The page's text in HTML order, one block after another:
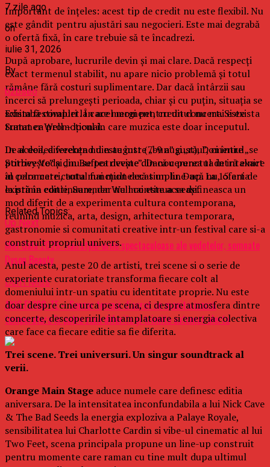
Important de înțeles: acest tip de credit nu este flexibil. Nu
este gândit pentru ajustări sau negocieri. Este mai degrabă
o ofertă fixă, în care trebuie să te încadrezi.
După aprobare, lucrurile devin și mai clare. Dacă respecți
exact termenul stabilit, nu apare nicio problemă și totul
rămâne fără costuri suplimentare. Dar dacă întârzii sau
încerci să prelungești perioada, chiar și cu puțin, situația se
schimbă complet. În acel moment, creditul nu mai este
tratat ca promoțional.
De aceea, diferența nu este între „bun” și „rău”, ci între „se
potrivește” și „nu se potrivește”. Dacă cererea ta intră exact
în parametri, totul funcționează simplu. Dacă nu, oferta
există în continuare, dar nu mai este aceeași.
Related Topics:
Up Next
Met Gala 2026: Hairstyle-urile spectaculoase ale vedetelor, semnate
Dyson Beauty
Don't Miss
AXIS F2180-TE – Senzor termic discret ce monitorizează
temperatura în patru zone diferite și trimite automat alerte
7 zile ago
on
iulie 31, 2026
By
b2bseo
Exista festivaluri la care mergi pentru un concert. Si exista
Summer Well – locul in care muzica este doar inceputul.
In al doilea weekend din august (7-9 august), Domeniul
Stirbey Voda din Buftea devine din nou punctul de intalnire
al celor care cauta mai mult decat un line-up. La 15 ani de
la prima editie, Summer Well continua sa defineasca un
mod diferit de a experimenta cultura contemporana,
reunind muzica, arta, design, arhitectura temporara,
gastronomie si comunitati creative intr-un festival care si-a
construit propriul univers.
Anul acesta, peste 20 de artisti, trei scene si o serie de
experiente curatoriate transforma fiecare colt al
domeniului intr-un spatiu cu identitate proprie. Nu este
doar despre cine urca pe scena, ci despre atmosfera dintre
concerte, descoperirile intamplatoare si energia colectiva
care face ca fiecare editie sa fie diferita.
Trei scene. Trei universuri. Un singur soundtrack al
verii.
Orange Main Stage aduce numele care definesc editia
aniversara. De la intensitatea inconfundabila a lui Nick Cave
& The Bad Seeds la energia exploziva a Palaye Royale,
sensibilitatea lui Charlotte Cardin si vibe-ul cinematic al lui
Two Feet, scena principala propune un line-up construit
pentru momente care raman cu tine mult dupa ultimul